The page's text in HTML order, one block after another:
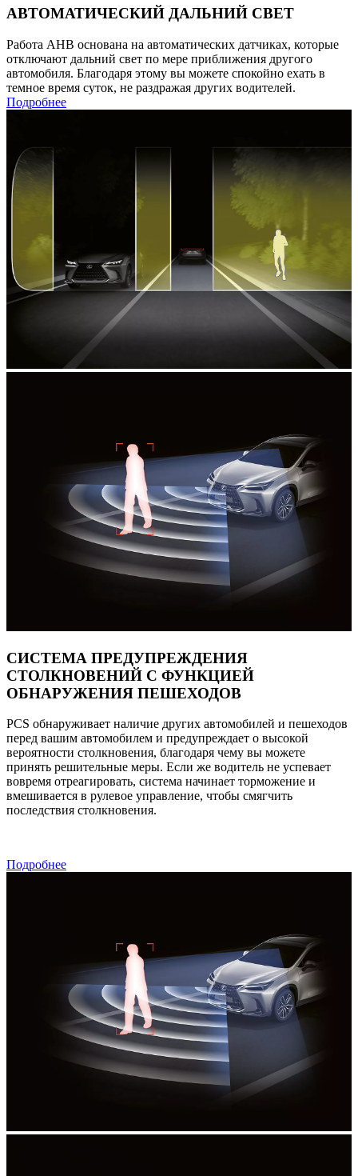
АВТОМАТИЧЕСКИЙ ДАЛЬНИЙ СВЕТ
Работа AHB основана на автоматических датчиках, которые
отключают дальний свет по мере приближения другого
автомобиля. Благодаря этому вы можете спокойно ехать в
темное время суток, не раздражая других водителей.
Подробнее
СИСТЕМА ПРЕДУПРЕЖДЕНИЯ
СТОЛКНОВЕНИЙ С ФУНКЦИЕЙ
ОБНАРУЖЕНИЯ ПЕШЕХОДОВ
PCS обнаруживает наличие других автомобилей и пешеходов
перед вашим автомобилем и предупреждает о высокой
вероятности столкновения, благодаря чему вы можете
принять решительные меры. Если же водитель не успевает
вовремя отреагировать, система начинает торможение и
вмешивается в рулевое управление, чтобы смягчить
последствия столкновения.
Подробнее